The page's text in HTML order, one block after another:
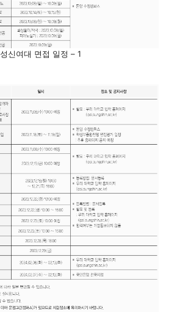
성신여대 면접 일정 – 1